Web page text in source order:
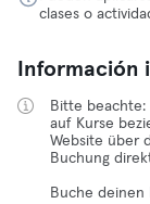
clases o
Información
Bitte beachte:
auf Kurse
Website über
Buchung
Buche deinen